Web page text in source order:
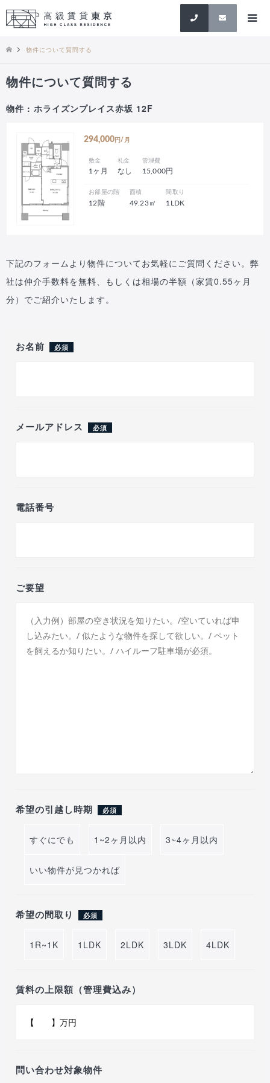
検索
物件について質問する
物件について質問する
物件 : ホライズンプレイス赤坂 12F
294,000 円/月
敷金
1ヶ月
礼金
なし
管理費
15,000円
お部屋の階
12階
面積
49.23㎡
間取り
1LDK
下記のフォームより物件についてお気軽にご質問ください。弊
社は仲介手数料を無料、もしくは相場の半額（家賃0.55ヶ月
分）でご紹介いたします。
お名前 必須
メールアドレス 必須
電話番号
ご要望
希望の引越し時期 必須
すぐにでも 1~2ヶ月以内 3~4ヶ月以内
いい物件が見つかれば
希望の間取り 必須
1R~1K 1LDK 2LDK 3LDK 4LDK
賃料の上限額（管理費込み）
問い合わせ対象物件